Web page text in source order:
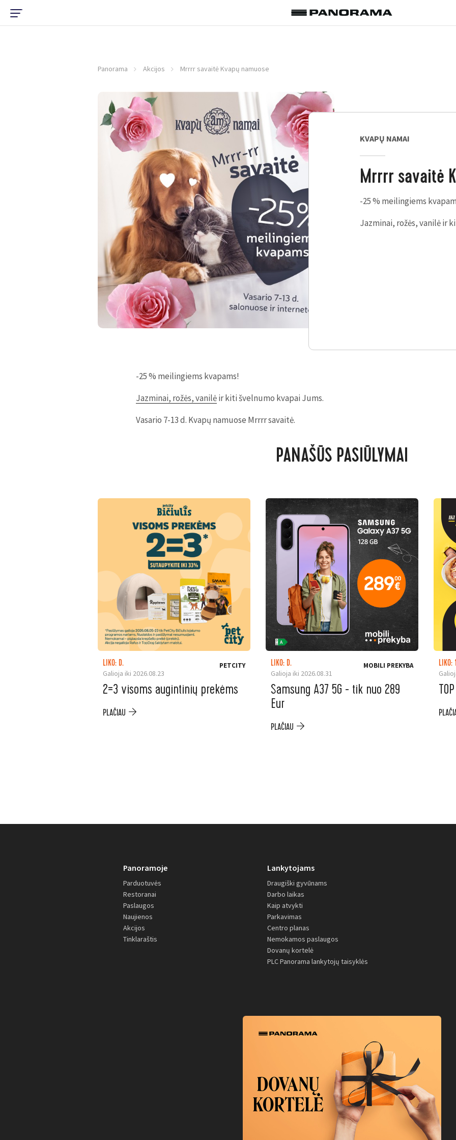
Panorama Akcijos Mrrrr savaitė Kvapų namuose
KVAPŲ NAMAI
Mrrrr savaitė
-25 % meilingiems
Jazminai, rožės, vanilėir
-25 % meilingiems kvapams!
Jazminai, rožės, vanilėir kiti švelnumo kvapai Jums.
Vasario 7-13 d. Kvapų namuose Mrrrr savaitė.
PANAŠŪS PASIŪLYMAI
LIKO: D.
Galioja iki 2026.08.23
PETCITY
2=3 visoms augintinių prekėms
PLAČIAU
LIKO: D.
Galioja iki 2026.08.31
MOBILI PREKYBA
Samsung A37 5G - tik nuo 289
Eur
PLAČIAU
LIKO:
Panoramoje
Parduotuvės
Restoranai
Paslaugos
Naujienos
Akcijos
Tinklaraštis
Lankytojams
Draugiški gyvūnams
Darbo laikas
Kaip atvykti
Parkavimas
Centro planas
Nemokamos paslaugos
Dovanų kortelė
PLC Panorama lankytojų taisyklės